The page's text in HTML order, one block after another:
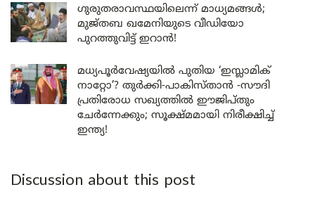
ഗുരുതരാവസ്ഥയിലെന്ന് മാധ്യമങ്ങൾ;
മുജ്തബ ഖമേനിയുടെ വീഡിയോ
പുറത്തുവിട്ട് ഇറാൻ!
മധ്യപൂർവേഷ്യയിൽ പുതിയ ‘ഇസ്ലാമിക്
നാറ്റോ’? തുർക്കി-പാകിസ്താൻ -സൗദി
പ്രതിരോധ സഖ്യത്തിൽ ഈജിപ്തും
ചേർന്നേക്കും; സൂക്ഷ്മമായി നിരീക്ഷിച്ച്
ഇന്ത്യ!
Discussion about this post